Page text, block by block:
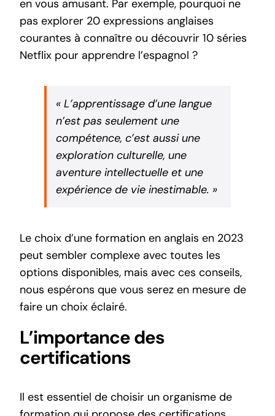
en vous amusant. Par exemple, pourquoi ne
pas explorer 20 expressions anglaises
courantes à connaîtreou découvrir 10 séries
Netflix pour apprendre l’espagnol ?
« L’apprentissage d’une langue
n’est pas seulement une
compétence, c’est aussi une
exploration culturelle, une
aventure intellectuelle et une
expérience de vie inestimable. »
Le choix d’une formation en anglais en 2023
peut sembler complexe avec toutes les
options disponibles, mais avec ces conseils,
nous espérons que vous serez en mesure de
faire un choix éclairé.
L’importance des
certifications
Il est essentiel de choisir un organisme de